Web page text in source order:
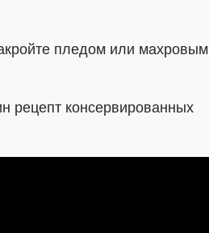
пледом или махровым
рецепт консервированных